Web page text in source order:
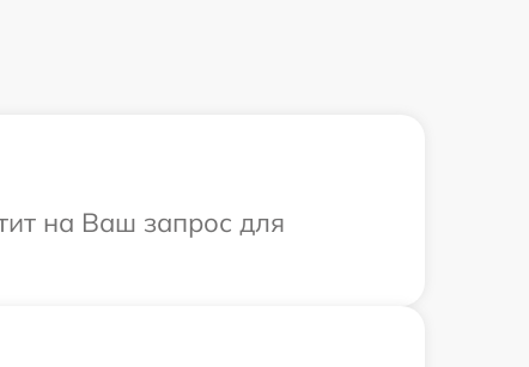
на Ваш запрос для